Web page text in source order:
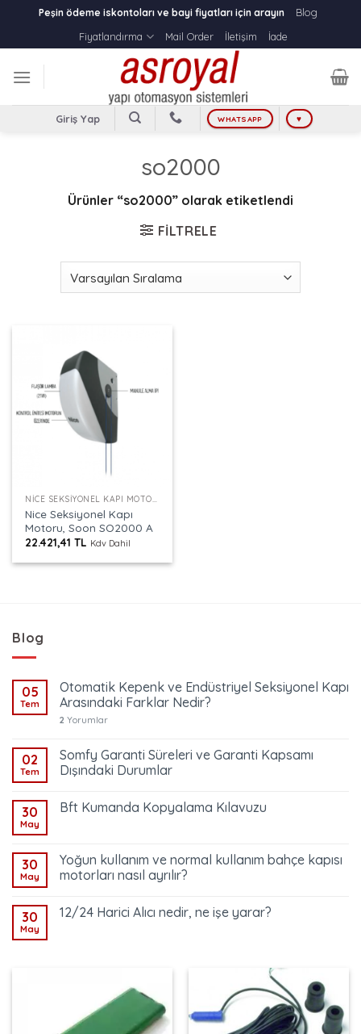
content
Peşin ödeme iskontoları ve bayi fiyatları için arayın
Blog
Fiyatlandırma
Mail Order İletişim İade
Giriş Yap WHATSAPP ♥
so2000
Ürünler “so2000” olarak etiketlendi
FILTRELE
NICE SEKSIYONEL KAPI MOTORU
Nice Seksiyonel Kapı
Motoru, Soon SO2000 A
22.421,41TL Kdv Dahil
Blog
05
Tem
Otomatik Kepenk ve Endüstriyel Seksiyonel Kapı
Arasındaki Farklar Nedir?
2 Yorumlar
02
Tem
Somfy Garanti Süreleri ve Garanti Kapsamı
Dışındaki Durumlar
30
May
Bft Kumanda Kopyalama Kılavuzu
30
May
Yoğun kullanım ve normal kullanım bahçe kapısı
motorları nasıl ayrılır?
30
May
12/24 Harici Alıcı nedir, ne işe yarar?